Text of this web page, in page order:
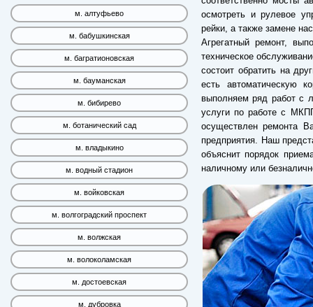
м. алтуфьево
м. бабушкинская
м. багратионовская
м. бауманская
м. бибирево
м. ботанический сад
м. владыкино
м. водный стадион
м. войковская
м. волгоградский проспект
м. волжская
м. волоколамская
м. достоевская
м. дубровка
осмотреть и рулевое
рейки, а также замене
Агрегатный ремонт,
техническое
состоит обратить на
есть автоматическую
выполняем ряд работ с
услуги по работе с
осуществлен ремонта
предприятия. Наш
объяснит порядок
наличному или